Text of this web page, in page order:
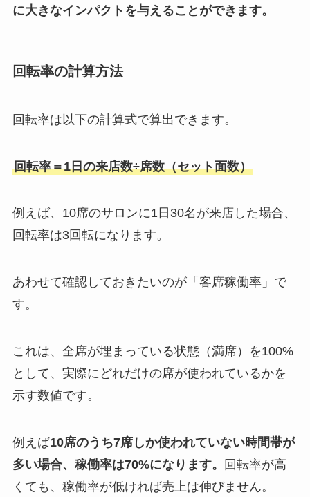
に大きなインパクトを与えることができます。
回転率の計算方法
回転率は以下の計算式で算出できます。
回転率＝1日の来店数÷席数（セット面数）
例えば、10席のサロンに1日30名が来店した場合、
回転率は3回転になります。
あわせて確認しておきたいのが「客席稼働率」で
す。
これは、全席が埋まっている状態（満席）を100%
として、実際にどれだけの席が使われているかを
示す数値です。
例えば10席のうち7席しか使われていない時間帯が
多い場合、稼働率は70%になります。
回転率が高
くても、稼働率が低ければ売上は伸びません。